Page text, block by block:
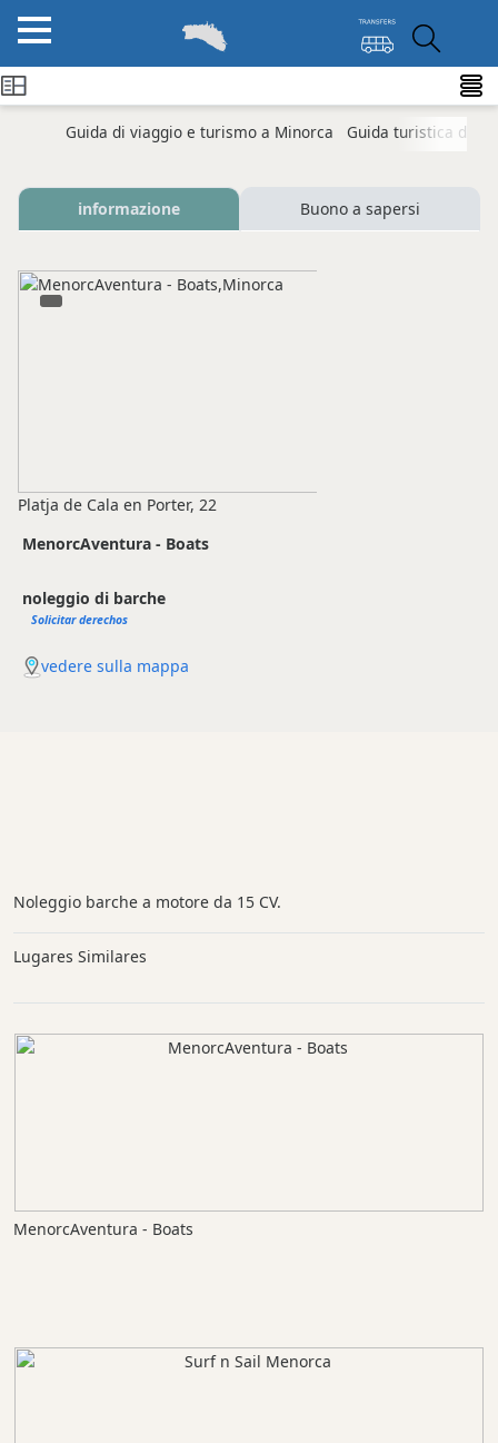
Guida di viaggio e turismo a Minorca Guida turistica di
informazione Buono a sapersi
Platja de Cala en Porter, 22
MenorcAventura - Boats
noleggio di barche
Solicitar derechos
vedere sulla mappa
Noleggio barche a motore da 15 CV.
Lugares Similares
MenorcAventura - Boats